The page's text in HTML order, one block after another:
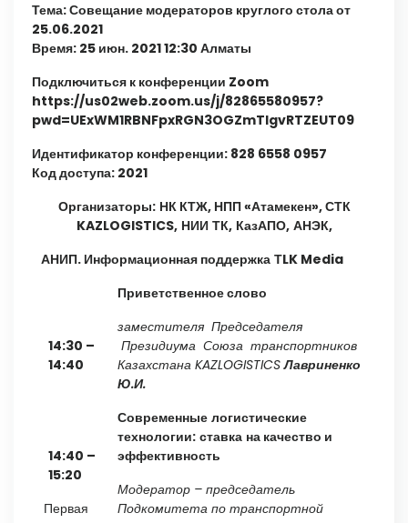
Тема: Совещание модераторов круглого стола от
25.06.2021
Время: 25 июн. 2021 12:30 Алматы
Подключиться к конференции Zoom
https://us02web.zoom.us/j/82865580957?
pwd=UExWM1RBNFpxRGN3OGZmTlgvRTZEUT09
Идентификатор конференции: 828 6558 0957
Код доступа: 2021
Организаторы: НК КТЖ, НПП «Атамекен», СТК
KAZLOGISTICS, НИИ ТК, КазАПО, АНЭК,
АНИП. Информационная поддержка ТLK Media
14:30 –
14:40
Приветственное слово
заместителяПредседателя
Президиума Союза транспортников
Казахстана KAZLOGISTICS Лавриненко
Ю.И.
14:40 –
15:20
Первая
Современные логистические
технологии: ставка на качество и
эффективность
Модератор – председатель
Подкомитета по транспортной